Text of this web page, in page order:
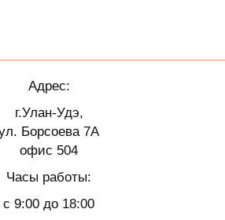
Адрес:
г.Улан-Удэ,
Борсоева 7А
офис 504
Часы работы:
с 9:00 до 18:00